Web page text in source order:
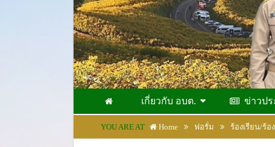
เกี่ยวกับ อบต. ข่าวป
YOU ARE AT Home ฟอรั่ม ร้องเรียน/ร้อ